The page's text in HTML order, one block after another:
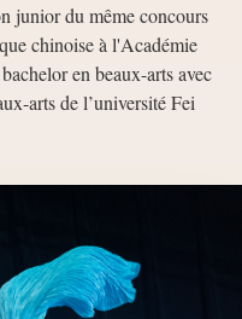
junior du même concours
chinoise à l'Académie
en beaux-arts avec
arts de l’université Fei